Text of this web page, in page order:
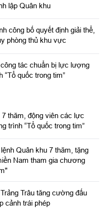
lập Quân khu
công bố quyết định giải thể,
phòng thủ khu vực
tác chuẩn bị lực lượng
quốc trong tim”
thăm, động viên các lực
trình “Tổ quốc trong tim”
Quân khu 7 thăm, tặng
Nam tham gia chương
Trâu tăng cường đấu
cảnh trái phép